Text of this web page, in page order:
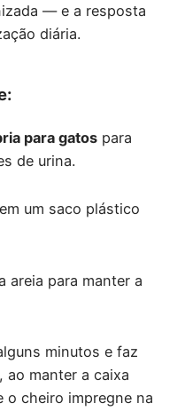
— e a resposta
diária.
para gatospara
de urina.
um saco plástico
areia para manter a
minutos e faz
ao manter a caixa
o cheiro impregne na